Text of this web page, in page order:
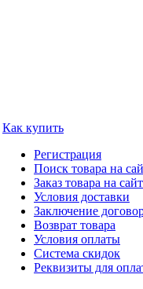
Как купить
Регистрация
Поиск товара на
Заказ товара на
Условия доставки
Заключение
Возврат товара
Условия оплаты
Система скидок
Реквизиты для